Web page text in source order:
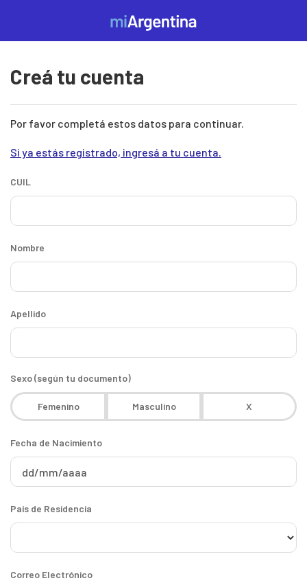
Mi
Creá tu cuenta
Por favor completá estos datos para continuar.
Si ya estás registrado, ingresá a tu cuenta.
CUIL
Nombre
Apellido
Sexo (según tu documento)
Femenino Masculino X
Fecha de Nacimiento
País de Residencia
Correo Electrónico